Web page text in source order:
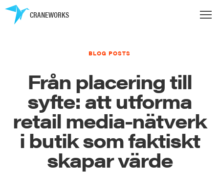
CRANEWORKS
BLOG POSTS
Från placering till
syfte: att utforma
retail media-nätverk
i butik som faktiskt
skapar värde